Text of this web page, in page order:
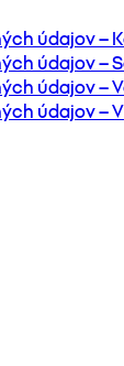
údajov –
údajov –
údajov
údajov –